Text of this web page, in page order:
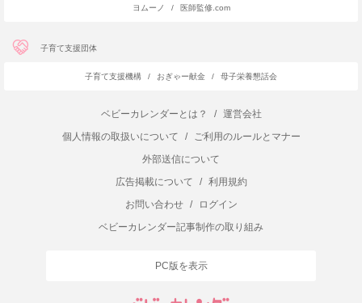
ヨムーノ
/ 医師監修.com
子育て支援団体
子育て支援機構 / おぎゃー献金 / 母子栄養懇話会
ベビーカレンダーとは？ /
運営会社
個人情報の取扱いについて
/
ご利用のルールとマナー
外部送信について
広告掲載について
/
利用規約
お問い合わせ
/
ログイン
ベビーカレンダー記事制作の取り組み
PC版を表示